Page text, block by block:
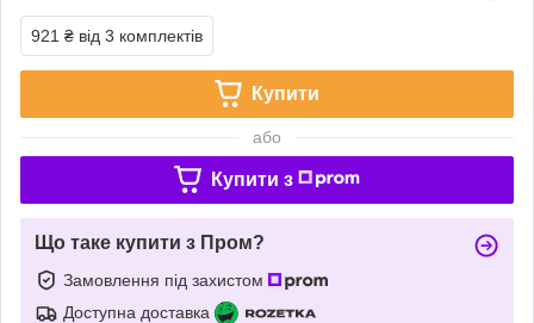
921 ₴ від 3 комплектів
Купити
або
Купити з
Що таке купити з Пром?
Замовлення під захистом
Доступна доставка